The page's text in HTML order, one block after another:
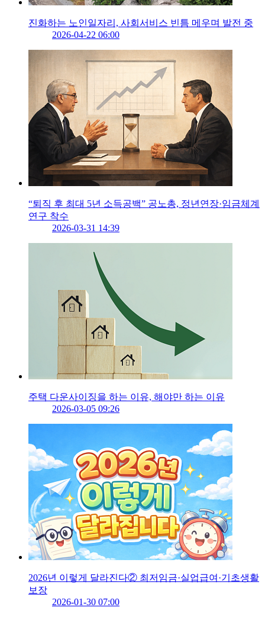
진화하는 노인일자리, 사회서비스 빈틈 메우며 발전 중
2026-04-22 06:00
“퇴직 후 최대 5년 소득공백” 공노총, 정년연장·임금체계
연구 착수
2026-03-31 14:39
주택 다운사이징을 하는 이유, 해야만 하는 이유
2026-03-05 09:26
2026년 이렇게 달라진다② 최저임금·실업급여·기초생활
보장
2026-01-30 07:00